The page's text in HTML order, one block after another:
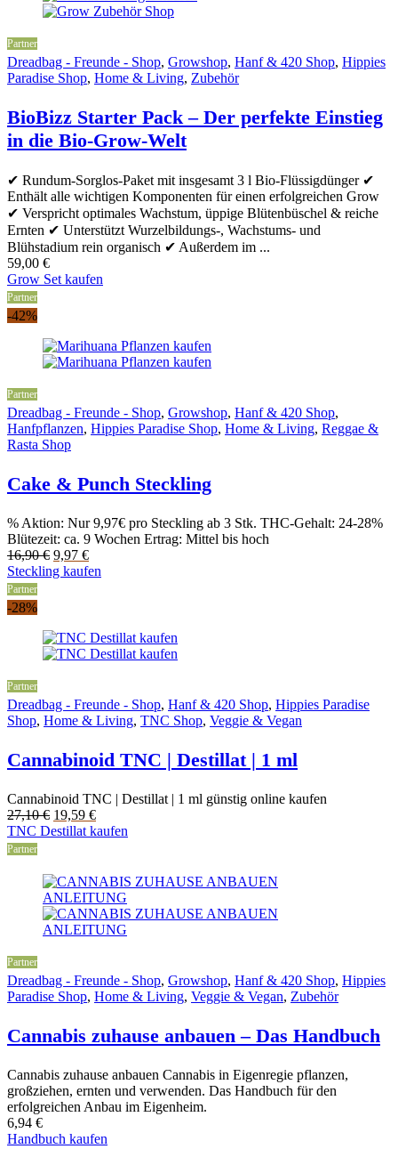
Partner
Dreadbag - Freunde - Shop, Growshop, Hanf & 420 Shop, Hippies
Paradise Shop, Home & Living, Zubehör
BioBizz Starter Pack – Der perfekte Einstieg
in die Bio-Grow-Welt
✔ Rundum-Sorglos-Paket mit insgesamt 3 l Bio-Flüssigdünger ✔
Enthält alle wichtigen Komponenten für einen erfolgreichen Grow
✔ Verspricht optimales Wachstum, üppige Blütenbüschel & reiche
Ernten ✔ Unterstützt Wurzelbildungs-, Wachstums- und
Blühstadium rein organisch ✔ Außerdem im ...
59,00 €
Grow Set kaufen
Partner
-42%
Partner
Dreadbag - Freunde - Shop, Growshop, Hanf & 420 Shop,
Hanfpflanzen, Hippies Paradise Shop, Home & Living, Reggae &
Rasta Shop
Cake & Punch Steckling
% Aktion: Nur 9,97€ pro Steckling ab 3 Stk. THC-Gehalt: 24-28%
Blütezeit: ca. 9 Wochen Ertrag: Mittel bis hoch
16,90€ Original
price
9,97 €Current
price
Steckling kaufen
Partner
-28%
Partner
Dreadbag - Freunde - Shop, Hanf & 420 Shop, Hippies Paradise
Shop, Home & Living, TNC Shop, Veggie & Vegan
Cannabinoid TNC | Destillat | 1 ml
Cannabinoid TNC | Destillat | 1 ml günstig online kaufen
27,10€ Original
price
19,59 €Current
price
TNC Destillat kaufen
Partner
Partner
Dreadbag - Freunde - Shop, Growshop, Hanf & 420 Shop, Hippies
Paradise Shop, Home & Living, Veggie & Vegan, Zubehör
Cannabis zuhause anbauen – Das Handbuch
Cannabis zuhause anbauen Cannabis in Eigenregie pflanzen,
großziehen, ernten und verwenden. Das Handbuch für den
erfolgreichen Anbau im Eigenheim.
6,94 €
Handbuch kaufen